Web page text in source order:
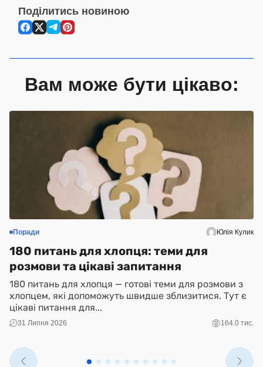
Поділитись новиною
Вам може бути цікаво:
Поради Юлія Кулик
180 питань для хлопця: теми для
розмови та цікаві запитання
180 питань для хлопця — готові теми для розмови з
хлопцем, які допоможуть швидше зблизитися. Тут є
цікаві питання для...
31 Липня 2026 164.0 тис.